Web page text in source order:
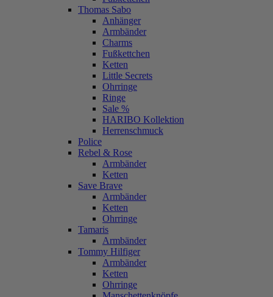
Thomas Sabo
Anhänger
Armbänder
Charms
Fußkettchen
Ketten
Little Secrets
Ohrringe
Ringe
Sale %
HARIBO Kollektion
Herrenschmuck
Police
Rebel & Rose
Armbänder
Ketten
Save Brave
Armbänder
Ketten
Ohrringe
Tamaris
Armbänder
Tommy Hilfiger
Armbänder
Ketten
Ohrringe